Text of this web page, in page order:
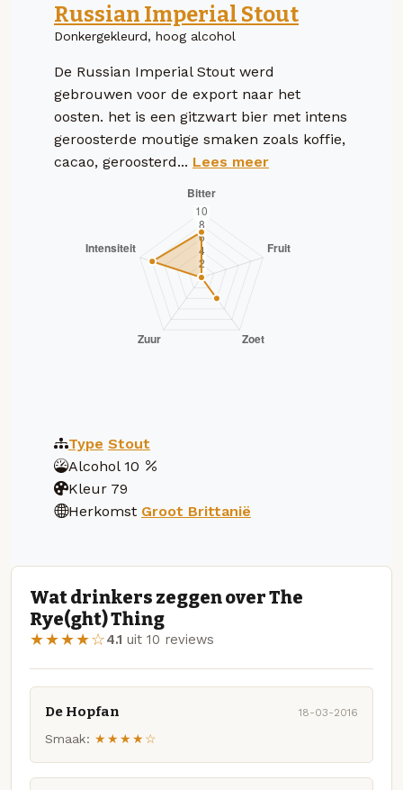
Russian Imperial Stout
Donkergekleurd, hoog alcohol
De Russian Imperial Stout werd
gebrouwen voor de export naar het
oosten. het is een gitzwart bier met intens
geroosterde moutige smaken zoals koffie,
cacao, geroosterd... Lees meer
Type Stout
Alcohol 10
Kleur 79
Herkomst Groot Brittanië
Wat drinkers zeggen over The
Rye(ght) Thing
★★★★☆4.1 uit 10 reviews
De Hopfan 18-03-2016
Smaak: ★★★★☆